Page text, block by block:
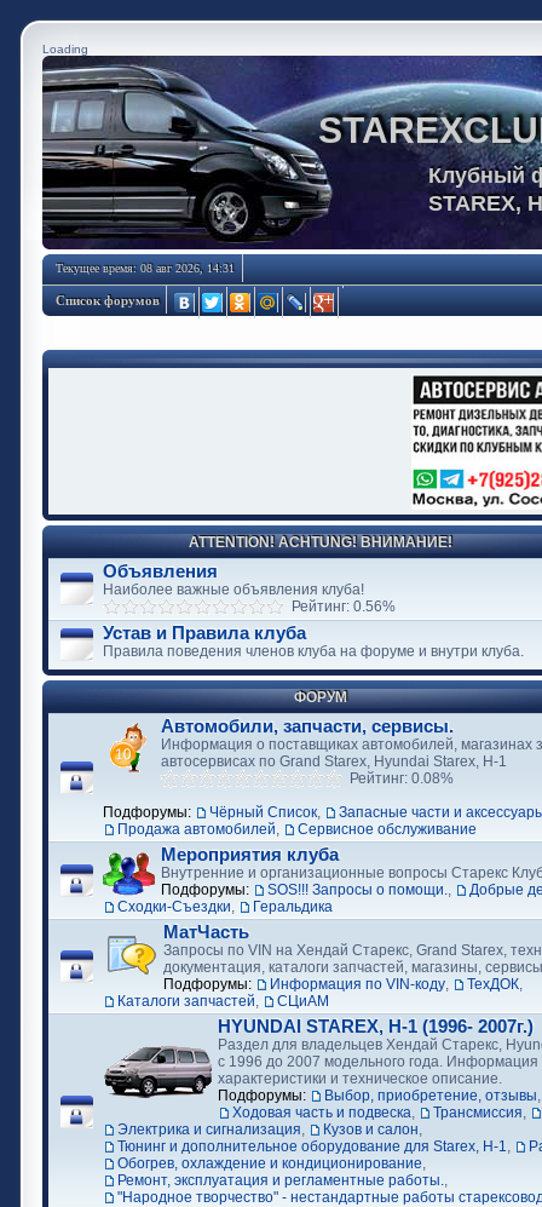
Loading
Клубный
STAREX,
Текущее время: 08 авг 2026, 14:31
Список форумов
ATTENTION! ACHTUNG! ВНИМАНИЕ!
Объявления
Наиболее важные объявления клуба!
Рейтинг: 0.56%
Устав и Правила клуба
Правила поведения членов клуба на форуме и внутри клуба.
ФОРУМ
Автомобили, запчасти, сервисы.
Информация о поставщиках автомобилей, магазинах
автосервисах по Grand Starex, Hyundai Starex, H-1
Рейтинг: 0.08%
Подфорумы:
Чёрный Список,
Запасные части и
Продажа автомобилей, Сервисное обслуживание
Мероприятия клуба
Внутренние и организационные вопросы Старекс
Подфорумы:
SOS!!! Запросы о помощи.,
Добрые
Сходки-Съездки, Геральдика
МатЧасть
Запросы по VIN на Хендай Старекс, Grand Starex,
документация, каталоги запчастей, магазины, сервисы
Подфорумы:
Информация по VIN-коду, ТехДОК,
Каталоги запчастей, СЦиАМ
HYUNDAI STAREX, H-1 (1996- 2007г.)
Раздел для владельцев Хендай Старекс,
с 1996 до 2007 модельного года. Информация
характеристики и техническое описание.
Подфорумы:
Выбор, приобретение, отзывы
Ходовая часть и подвеска, Трансмиссия,
Электрика и сигнализация, Кузов и салон,
Тюнинг и дополнительное оборудование для Starex, H-1,
Обогрев, охлаждение и кондиционирование,
Ремонт, эксплуатация и регламентные работы.,
"Народное творчество" - нестандартные работы